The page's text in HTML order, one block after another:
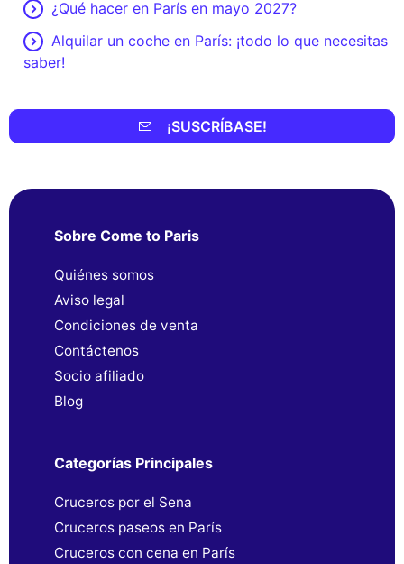
¿Qué hacer en París en mayo 2027?
Alquilar un coche en París: ¡todo lo que necesitas
saber!
¡SUSCRÍBASE!
Sobre Come to Paris
Quiénes somos
Aviso legal
Condiciones de venta
Contáctenos
Socio afiliado
Blog
Categorías Principales
Cruceros por el Sena
Cruceros paseos en París
Cruceros con cena en París